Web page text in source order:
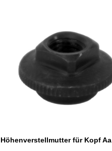
Höhenverstellmutter für Kopf Aa